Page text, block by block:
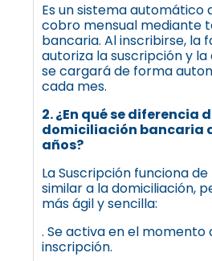
Es un sistema automático
cobro mensual mediante
bancaria. Al inscribirse, la
autoriza la suscripción y
se cargará de forma
cada mes.
2. ¿En qué se diferencia
domiciliación bancaria
años?
La Suscripción funciona
similar a la domiciliación,
más ágil y sencilla:
. Se activa en el momento
inscripción.